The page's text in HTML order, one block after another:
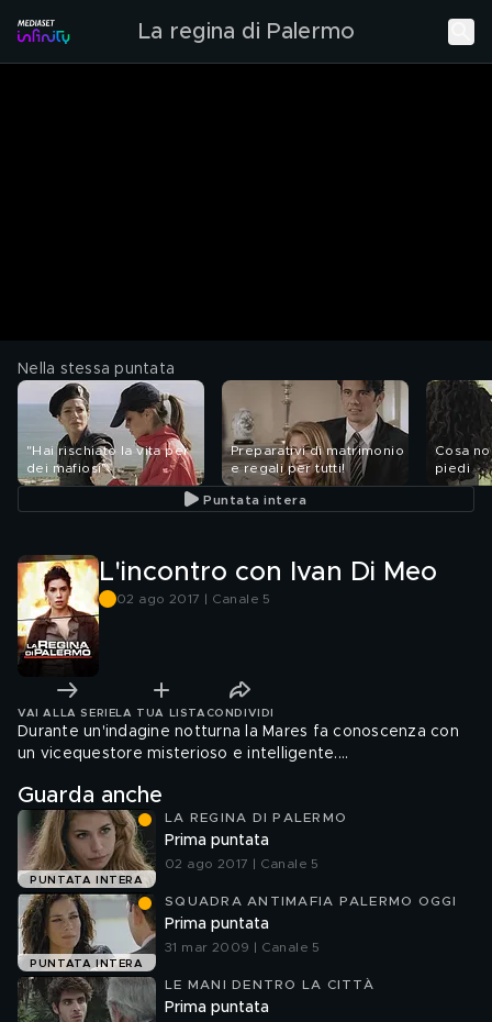
La regina di Palermo
Nella stessa puntata
"Hai rischiato la vita per
dei mafiosi"
Preparativi di matrimonio
e regali per tutti!
Cosa
piedi
Puntata intera
L'incontro con Ivan Di Meo
02 ago 2017 | Canale 5
VAI ALLA SERIE LA TUA LISTA CONDIVIDI
Durante un'indagine notturna la Mares fa conoscenza con
un vicequestore misterioso e intelligente....
Guarda anche
PUNTATA INTERA
LA REGINA DI PALERMO
Prima puntata
02 ago 2017 | Canale 5
PUNTATA INTERA
SQUADRA ANTIMAFIA PALERMO OGGI
Prima puntata
31 mar 2009 | Canale 5
LE MANI DENTRO LA CITTÀ
Prima puntata